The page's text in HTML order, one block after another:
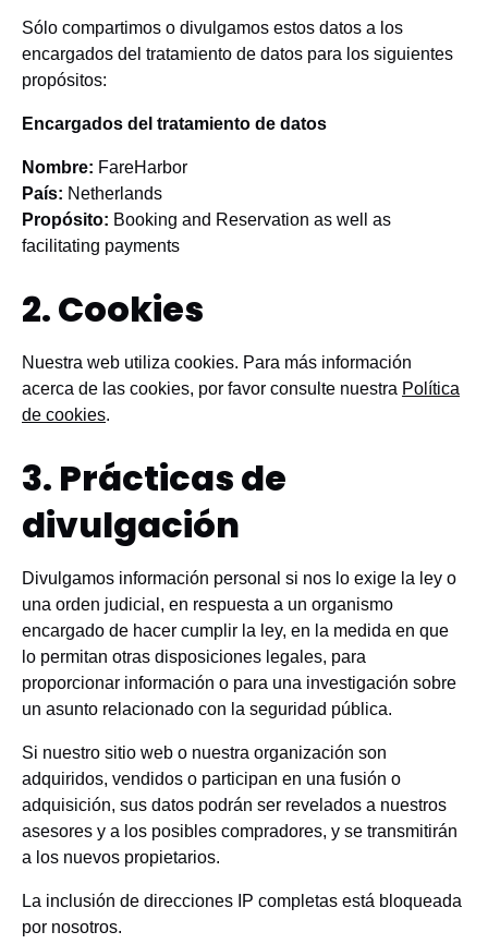
Sólo compartimos o divulgamos estos datos a los
encargados del tratamiento de datos para los siguientes
propósitos:
Encargados del tratamiento de datos
Nombre: FareHarbor
País: Netherlands
Propósito: Booking and Reservation as well as
facilitating payments
2. Cookies
Nuestra web utiliza cookies. Para más información
acerca de las cookies, por favor consulte nuestra Política
de cookies.
3. Prácticas de
divulgación
Divulgamos información personal si nos lo exige la ley o
una orden judicial, en respuesta a un organismo
encargado de hacer cumplir la ley, en la medida en que
lo permitan otras disposiciones legales, para
proporcionar información o para una investigación sobre
un asunto relacionado con la seguridad pública.
Si nuestro sitio web o nuestra organización son
adquiridos, vendidos o participan en una fusión o
adquisición, sus datos podrán ser revelados a nuestros
asesores y a los posibles compradores, y se transmitirán
a los nuevos propietarios.
La inclusión de direcciones IP completas está bloqueada
por nosotros.